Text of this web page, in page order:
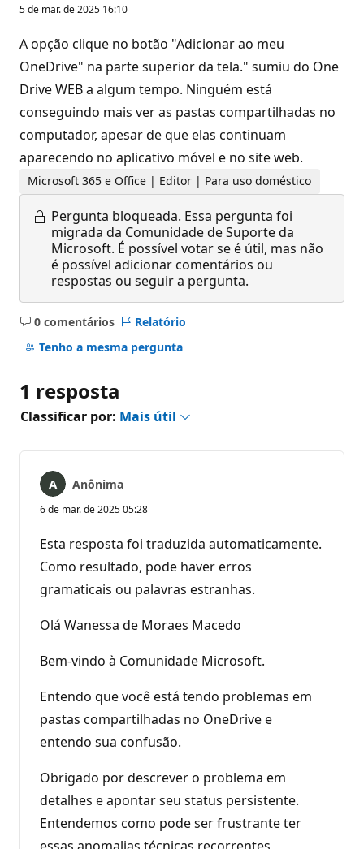
5 de mar. de 2025 16:10
A opção clique no botão "Adicionar ao meu
OneDrive" na parte superior da tela." sumiu do One
Drive WEB a algum tempo. Ninguém está
conseguindo mais ver as pastas compartilhadas no
computador, apesar de que elas continuam
aparecendo no aplicativo móvel e no site web.
Microsoft 365 e Office | Editor | Para uso doméstico
Pergunta bloqueada. Essa pergunta foi
migrada da Comunidade de Suporte da
Microsoft. É possível votar se é útil, mas não
é possível adicionar comentários ou
respostas ou seguir a pergunta.
0 comentários
Sem
comentários
Relatório
Tenho a mesma pergunta
1 resposta
Classificar por: Mais útil
Anônima
6 de mar. de 2025 05:28
Esta resposta foi traduzida automaticamente.
Como resultado, pode haver erros
gramaticais ou palavras estranhas.
Olá Wanessa de Moraes Macedo
Bem-vindo à Comunidade Microsoft.
Entendo que você está tendo problemas em
pastas compartilhadas no OneDrive e
entendo sua confusão.
Obrigado por descrever o problema em
detalhes e apontar seu status persistente.
Entendemos como pode ser frustrante ter
essas anomalias técnicas recorrentes,